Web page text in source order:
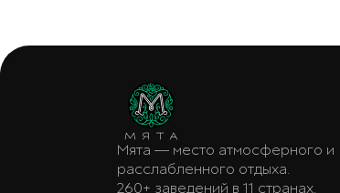
Мята — место атмосферного и
расслабленного отдыха.
260+ заведений в 11 странах.